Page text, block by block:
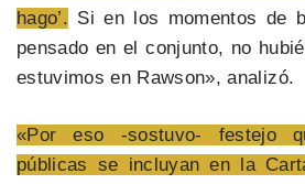
hago’. Si en los momentos de
pensado en el conjunto, no
estuvimos en Rawson», analizó.
«Por eso -sostuvo- festejo
públicas se incluyan en la